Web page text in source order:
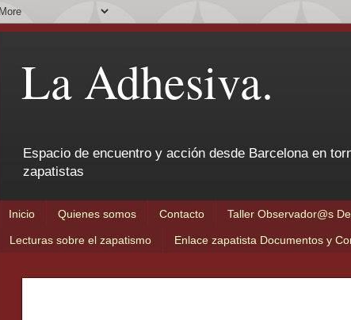
La Adhesiva.
Espacio de encuentro y acción desde Barcelona en
zapatistas
Inicio Quienes somos Contacto Taller Observador@s
Lecturas sobre el zapatismo Enlace zapatista Documentos y